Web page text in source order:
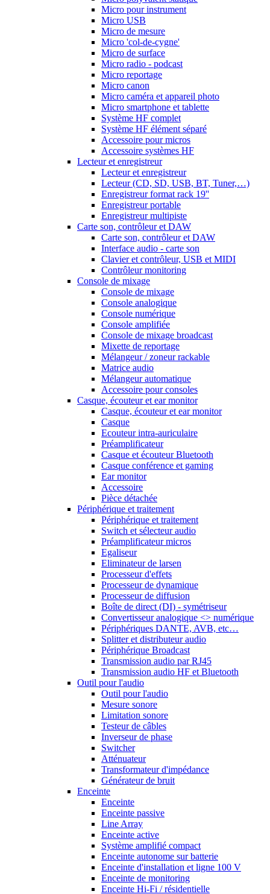
Micro pour instrument
Micro USB
Micro de mesure
Micro 'col-de-cygne'
Micro de surface
Micro radio - podcast
Micro reportage
Micro canon
Micro caméra et appareil photo
Micro smartphone et tablette
Système HF complet
Système HF élément séparé
Accessoire pour micros
Accessoire systèmes HF
Lecteur et enregistreur
Lecteur et enregistreur
Lecteur (CD, SD, USB, BT, Tuner,…)
Enregistreur format rack 19''
Enregistreur portable
Enregistreur multipiste
Carte son, contrôleur et DAW
Carte son, contrôleur et DAW
Interface audio - carte son
Clavier et contrôleur, USB et MIDI
Contrôleur monitoring
Console de mixage
Console de mixage
Console analogique
Console numérique
Console amplifiée
Console de mixage broadcast
Mixette de reportage
Mélangeur / zoneur rackable
Matrice audio
Mélangeur automatique
Accessoire pour consoles
Casque, écouteur et ear monitor
Casque, écouteur et ear monitor
Casque
Ecouteur intra-auriculaire
Préamplificateur
Casque et écouteur Bluetooth
Casque conférence et gaming
Ear monitor
Accessoire
Pièce détachée
Périphérique et traitement
Périphérique et traitement
Switch et sélecteur audio
Préamplificateur micros
Egaliseur
Eliminateur de larsen
Processeur d'effets
Processeur de dynamique
Processeur de diffusion
Boîte de direct (DI) - symétriseur
Convertisseur analogique <> numérique
Périphériques DANTE, AVB, etc…
Splitter et distributeur audio
Périphérique Broadcast
Transmission audio par RJ45
Transmission audio HF et Bluetooth
Outil pour l'audio
Outil pour l'audio
Mesure sonore
Limitation sonore
Testeur de câbles
Inverseur de phase
Switcher
Atténuateur
Transformateur d'impédance
Générateur de bruit
Enceinte
Enceinte
Enceinte passive
Line Array
Enceinte active
Système amplifié compact
Enceinte autonome sur batterie
Enceinte d'installation et ligne 100 V
Enceinte de monitoring
Enceinte Hi-Fi / résidentielle